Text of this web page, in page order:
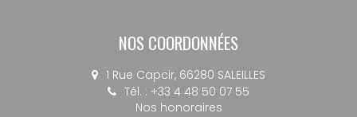
NOS COORDONNÉES
1 Rue Capcir, 66280 SALEILLES
Tél. : +33 4 48 50 07 55
Nos honoraires